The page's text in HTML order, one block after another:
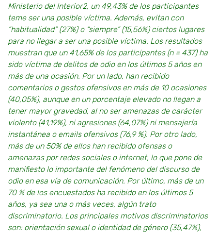
Ministerio del Interior2, un 49,43% de los participantes
teme ser una posible víctima. Además, evitan con
“habitualidad” (27%) o “siempre” (15,56%) ciertos lugares
para no llegar a ser una posible víctima. Los resultados
muestran que un 41,65% de los participantes (n = 437) ha
sido víctima de delitos de odio en los últimos 5 años en
más de una ocasión. Por un lado, han recibido
comentarios o gestos ofensivos en más de 10 ocasiones
(40,05%), aunque en un porcentaje elevado no llegan a
tener mayor gravedad, al no ser amenazas de carácter
violento (41,19%), ni agresiones (64,07%) ni mensajería
instantánea o emails ofensivos (76,9 %). Por otro lado,
más de un 50% de ellos han recibido ofensas o
amenazas por redes sociales o internet, lo que pone de
manifiesto lo importante del fenómeno del discurso de
odio en esa vía de comunicación. Por último, más de un
70 % de los encuestados ha recibido en los últimos 5
años, ya sea una o más veces, algún trato
discriminatorio. Los principales motivos discriminatorios
son: orientación sexual o identidad de género (35,47%),